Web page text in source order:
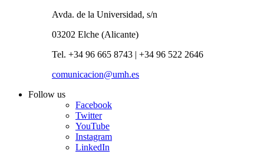
Avda. de la Universidad, s/n
03202 Elche (Alicante)
Tel. +34 96 665 8743 | +34 96 522 2646
comunicacion@umh.es
Follow us
Facebook
Twitter
YouTube
Instagram
LinkedIn